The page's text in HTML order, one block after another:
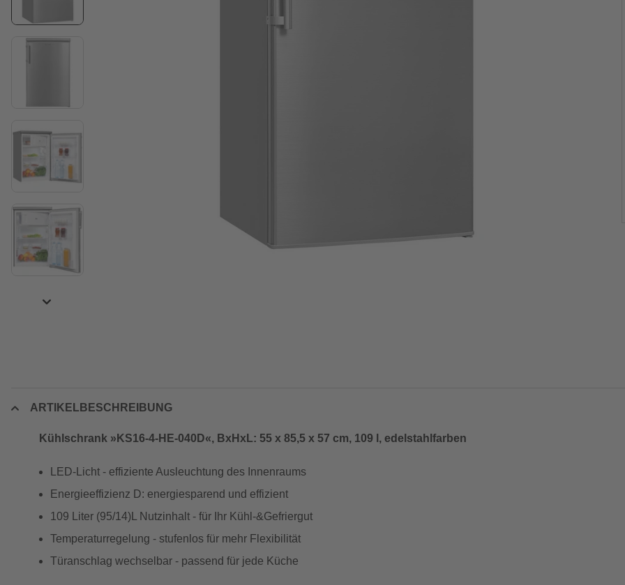
ARTIKELBESCHREIBUNG
Kühlschrank »KS16-4-HE-040D«, BxHxL: 55 x 85,5 x 57 cm, 109 l, edelstahlfarben
LED-Licht - effiziente Ausleuchtung des Innenraums
Energieeffizienz D: energiesparend und effizient
109 Liter (95/14)L Nutzinhalt - für Ihr Kühl-&Gefriergut
Temperaturregelung - stufenlos für mehr Flexibilität
Türanschlag wechselbar - passend für jede Küche